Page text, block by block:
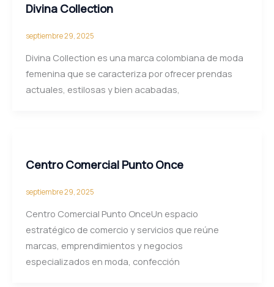
Divina Collection
septiembre 29, 2025
Divina Collection es una marca colombiana de moda
femenina que se caracteriza por ofrecer prendas
actuales, estilosas y bien acabadas,
Centro Comercial Punto Once
septiembre 29, 2025
Centro Comercial Punto OnceUn espacio
estratégico de comercio y servicios que reúne
marcas, emprendimientos y negocios
especializados en moda, confección